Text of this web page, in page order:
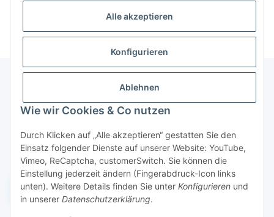
Alle akzeptieren
Konfigurieren
Ablehnen
Wie wir Cookies & Co nutzen
Durch Klicken auf „Alle akzeptieren“ gestatten Sie den
Einsatz folgender Dienste auf unserer Website: YouTube,
Vimeo, ReCaptcha, customerSwitch. Sie können die
Einstellung jederzeit ändern (Fingerabdruck-Icon links
unten). Weitere Details finden Sie unter Konfigurieren und
in unserer Datenschutzerklärung.
Informationen
Gesetzliche Informationen
Widerruf einreichen